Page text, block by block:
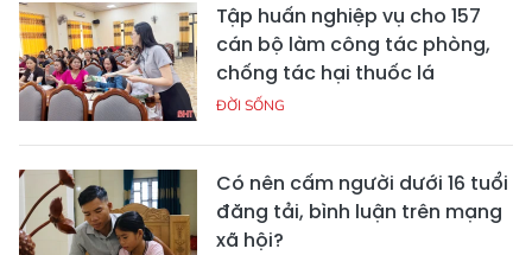
Tập huấn nghiệp vụ cho 157
cán bộ làm công tác phòng,
chống tác hại thuốc lá
ĐỜI SỐNG
Có nên cấm người dưới 16 tuổi
đăng tải, bình luận trên mạng
xã hội?